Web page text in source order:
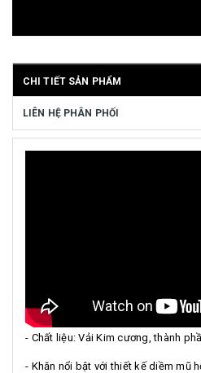
CHI TIẾT SẢN PHẨM
LIÊN HỆ PHÂN PHỐI
- Chất liệu: Vải Kim cương, thành
- Khăn nổi bật với thiết kế diềm mũ